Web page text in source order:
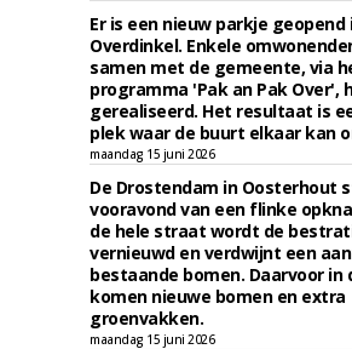
Er is een nieuw parkje geopend
Overdinkel. Enkele
samen met de gemeente, via
programma 'Pak an Pak Over',
gerealiseerd. Het resultaat is
plek waar de buurt elkaar kan
maandag 15 juni 2026
De Drostendam in Oosterhout
vooravond van een flinke
de hele straat wordt de
vernieuwd en verdwijnt een
bestaande bomen. Daarvoor in
komen nieuwe bomen en extra
groenvakken.
maandag 15 juni 2026